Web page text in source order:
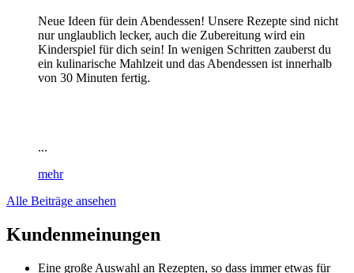
Neue Ideen für dein Abendessen! Unsere Rezepte sind nicht
nur unglaublich lecker, auch die Zubereitung wird ein
Kinderspiel für dich sein! In wenigen Schritten zauberst du
ein kulinarische Mahlzeit und das Abendessen ist innerhalb
von 30 Minuten fertig.
...
mehr
Alle Beiträge ansehen
Kundenmeinungen
Eine große Auswahl an Rezepten, so dass immer etwas für